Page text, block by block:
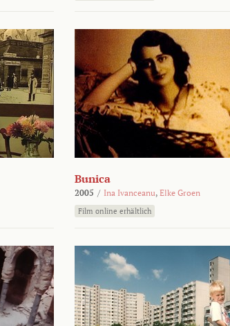
Bunica
2005 / Ina Ivanceanu, Elke Groen
Film online erhältlich